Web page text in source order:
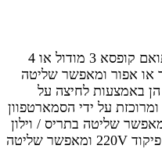
פאנל מגע ל-3 תריסים חשמליים תואם קופסא 3 מודול או 4
או אפור ומאפשר שליטה
הן באמצעות לחיצה על
על ידי הסמארטפוון
שליטה בתריס / וילון
/ גלילה אשר המנוע שלה עובד על פיקוד 220V ומאפשר שליטה